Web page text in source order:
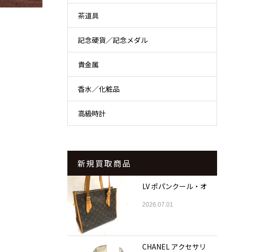
茶道具
記念硬貨／記念メダル
貴金属
香水／化粧品
高級時計
新規買取商品
LV ポパンクール・オ
2026.07.01
CHANEL アクセサリ